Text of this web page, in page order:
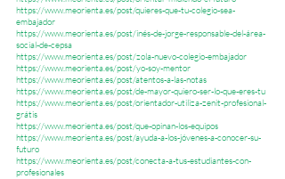
https://www.meorienta.es/post/quieres-que-tu-colegio-sea-
embajador
https://www.meorienta.es/post/inés-de-jorge-responsable-del-área-
social-de-cepsa
https://www.meorienta.es/post/zola-nuevo-colegio-embajador
https://www.meorienta.es/post/yo-soy-mentor
https://www.meorienta.es/post/atentos-a-las-notas
https://www.meorienta.es/post/de-mayor-quiero-ser-lo-que-eres-tu
https://www.meorienta.es/post/orientador-utiliza-zenit-profesional-
grátis
https://www.meorienta.es/post/que-opinan-los-equipos
https://www.meorienta.es/post/ayuda-a-los-jóvenes-a-conocer-su-
futuro
https://www.meorienta.es/post/conecta-a-tus-estudiantes-con-
profesionales